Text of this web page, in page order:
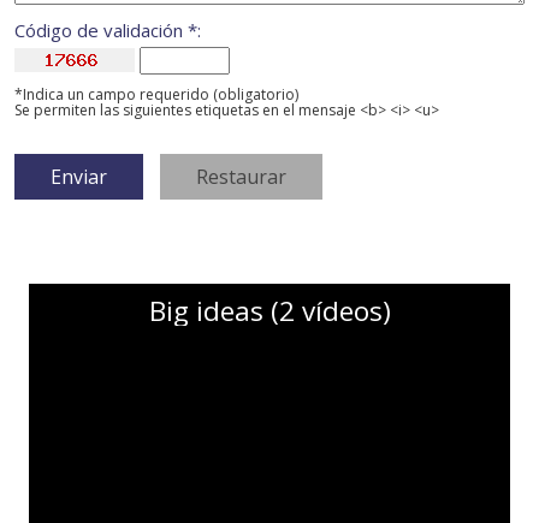
Código de validación *:
*Indica un campo requerido (obligatorio)
Se permiten las siguientes etiquetas en el mensaje <b> <i> <u>
Big ideas (2 vídeos)